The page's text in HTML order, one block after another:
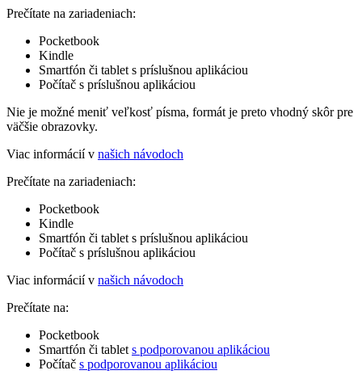
Prečítate na zariadeniach:
Pocketbook
Kindle
Smartfón či tablet s príslušnou aplikáciou
Počítač s príslušnou aplikáciou
Nie je možné meniť veľkosť písma, formát je preto vhodný skôr pre
väčšie obrazovky.
Viac informácií v našich návodoch
Prečítate na zariadeniach:
Pocketbook
Kindle
Smartfón či tablet s príslušnou aplikáciou
Počítač s príslušnou aplikáciou
Viac informácií v našich návodoch
Prečítate na:
Pocketbook
Smartfón či tablet s podporovanou aplikáciou
Počítač s podporovanou aplikáciou